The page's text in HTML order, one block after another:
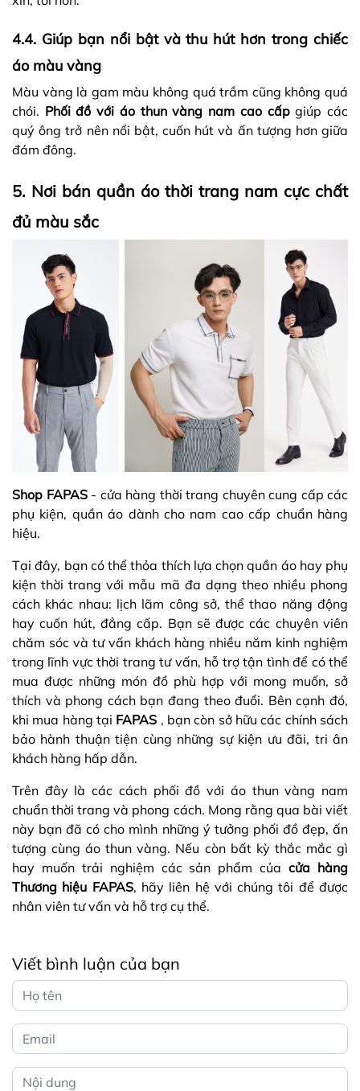
4.4. Giúp bạn nổi bật và thu hút hơn trong chiếc
áo màu vàng
Màu vàng là gam màu không quá trầm cũng không quá
chói. Phối đồ với áo thun vàng nam cao cấpgiúp các
quý ông trở nên nổi bật, cuốn hút và ấn tượng hơn giữa
đám đông.
5. Nơi bán quần áo thời trang nam cực chất
đủ màu sắc
Shop FAPAS- cửa hàng thời trang chuyên cung cấp các
phụ kiện, quần áo dành cho nam cao cấp chuẩn hàng
hiệu.
Tại đây, bạn có thể thỏa thích lựa chọn quần áo hay phụ
kiện thời trang với mẫu mã đa dạng theo nhiều phong
cách khác nhau: lịch lãm công sở, thể thao năng động
hay cuốn hút, đẳng cấp. Bạn sẽ được các chuyên viên
chăm sóc và tư vấn khách hàng nhiều năm kinh nghiệm
trong lĩnh vực thời trang tư vấn, hỗ trợ tận tình để có thể
mua được những món đồ phù hợp với mong muốn, sở
thích và phong cách bạn đang theo đuổi. Bên cạnh đó,
khi mua hàng tại FAPAS , bạn còn sở hữu các chính sách
bảo hành thuận tiện cùng những sự kiện ưu đãi, tri ân
khách hàng hấp dẫn.
Trên đây là các cách phối đồ với áo thun vàng nam
chuẩn thời trang và phong cách. Mong rằng qua bài viết
này bạn đã có cho mình những ý tưởng phối đồ đẹp, ấn
tượng cùng áo thun vàng. Nếu còn bất kỳ thắc mắc gì
hay muốn trải nghiệm các sản phẩm củacửa hàng
Thương hiệu FAPAS, hãy liên hệ với chúng tôi để được
nhân viên tư vấn và hỗ trợ cụ thể.
Viết bình luận của bạn